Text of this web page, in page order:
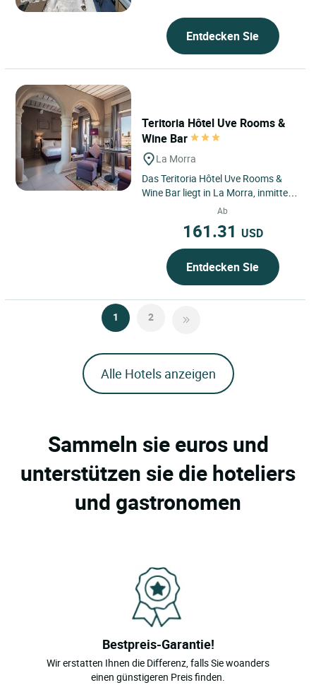
Entdecken Sie
Teritoria Hôtel Uve Rooms &
Wine Bar
La Morra
Das Teritoria Hôtel Uve Rooms &
Wine Bar liegt in La Morra, inmitten
eines UNESCO-Welterbes, wo sich
Ab
161.31 USD
Entdecken Sie
1 2
Alle Hotels anzeigen
Sammeln sie euros und
unterstützen sie die hoteliers
und gastronomen
Bestpreis-Garantie!
Wir erstatten Ihnen die Differenz, falls Sie woanders
einen günstigeren Preis finden.